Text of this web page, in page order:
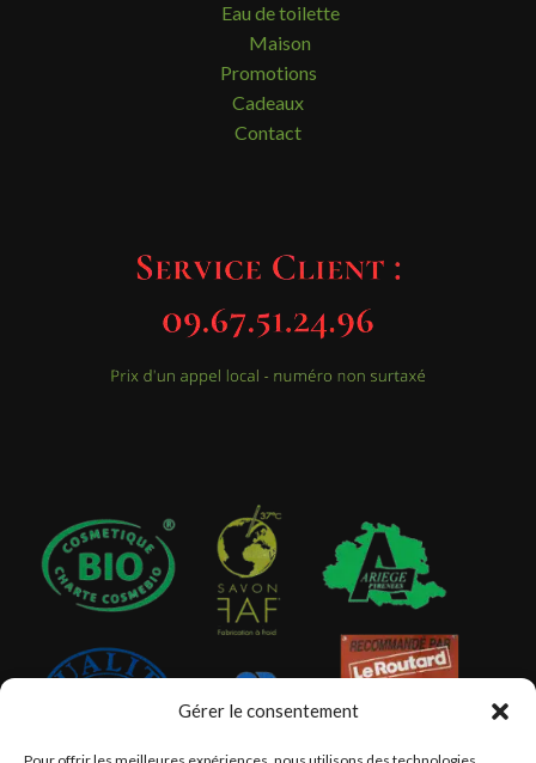
Gérer le consentement
Eau de toilette
Maison
Promotions
Cadeaux
Contact